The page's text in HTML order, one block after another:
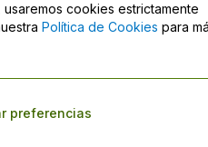
la aceptación de los
, de laPolítica de Cookies
cookies estrictamente
Política de Cookies para
preferencias